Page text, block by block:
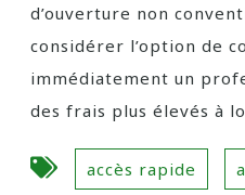
d’ouverture non
considérer l’option de
immédiatement un
des frais plus élevés à
accès rapide